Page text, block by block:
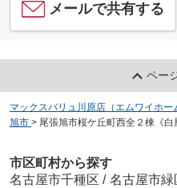
メールで共有する
ペー
マックスバリュ川原店（エムワイホー
旭市 > 尾張旭市桜ケ丘町西全２棟《
市区町村から探す
名古屋市千種区 / 名古屋市緑